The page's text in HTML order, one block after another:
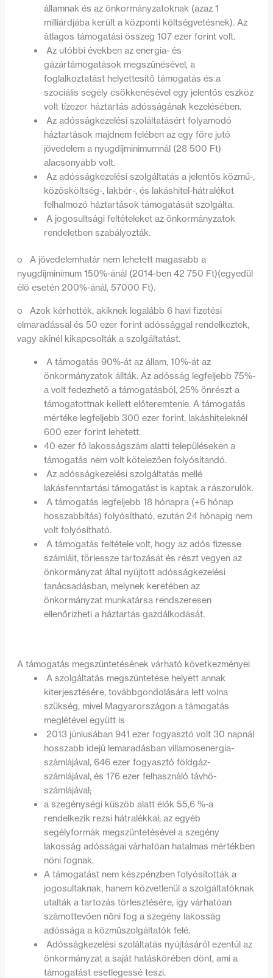
államnak és az önkormányzatoknak (azaz 1
milliárdjába került a központi költségvetésnek). Az
átlagos támogatási összeg 107 ezer forint volt.
Az utóbbi években az energia- és
gázártámogatások megszűnésével, a
foglalkoztatást helyettesítő támogatás és a
szociális segély csökkenésével egy jelentős eszköz
volt tízezer háztartás adósságának kezelésében.
Az adósságkezelési szoláltatásért folyamodó
háztartások majdnem felében az egy főre jutó
jövedelem a nyugdíjminimumnál (28 500 Ft)
alacsonyabb volt.
Az adósságkezelési szolgáltatás a jelentős közmű-,
közösköltség-, lakbér-, és lakáshitel-hátralékot
felhalmozó háztartások támogatását szolgálta.
A jogosultsági feltételeket az önkormányzatok
rendeletben szabályozták.
o
A jövedelemhatár nem lehetett magasabb a
nyugdíjminimum 150%-ánál (2014-ben 42 750 Ft)(egyedül
élő esetén 200%-ánál, 57000 Ft).
o
Azok kérhették, akiknek legalább 6 havi fizetési
elmaradással és 50 ezer forint adóssággal rendelkeztek,
vagy akinél kikapcsolták a szolgáltatást.
A támogatás 90%-át az állam, 10%-át az
önkormányzatok állták. Az adósság legfeljebb 75%-
a volt fedezhető a támogatásból, 25% önrészt a
támogatottnak kellett előteremtenie. A támogatás
mértéke legfeljebb 300 ezer forint, lakáshiteleknél
600 ezer forint lehetett.
40 ezer fő lakosságszám alatti településeken a
támogatás nem volt kötelezően folyósítandó.
Az adósságkezelési szolgáltatás mellé
lakásfenntartási támogatást is kaptak a rászorulók.
A támogatás legfeljebb 18 hónapra (+6 hónap
hosszabbítás) folyósítható, ezután 24 hónapig nem
volt folyósítható.
A támogatás feltétele volt, hogy az adós fizesse
számláit, törlessze tartozását és részt vegyen az
önkormányzat által nyújtott adósságkezelési
tanácsadásban, melynek keretében az
önkormányzat munkatársa rendszeresen
ellenőrizheti a háztartás gazdálkodását.
A támogatás megszüntetésének várható következményei
A szolgáltatás megszüntetése helyett annak
kiterjesztésére, továbbgondolására lett volna
szükség, mivel Magyarországon a támogatás
meglétével együtt is
2013 júniusában 941 ezer fogyasztó volt 30 napnál
hosszabb idejű lemaradásban villamosenergia-
számlájával, 646 ezer fogyasztó földgáz-
számlájával, és 176 ezer felhasználó távhő-
számlájával;
a szegénységi küszöb alatt élők 55,6 %-a
rendelkezik rezsi hátralékkal; az egyéb
segélyformák megszüntetésével a szegény
lakosság adósságai várhatóan hatalmas mértékben
nőni fognak.
A támogatást nem készpénzben folyósították a
jogosultaknak, hanem közvetlenül a szolgáltatóknak
utalták a tartozás törlesztésére, így várhatóan
számottevően nőni fog a szegény lakosság
adóssága a közműszolgáltatók felé.
Adósságkezelési szoláltatás nyújtásáról ezentúl az
önkormányzat a saját hatáskörében dönt, ami a
támogatást esetlegessé teszi.